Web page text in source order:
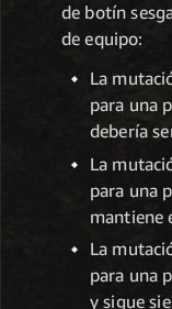
de botín
de equipo:
La
para una
debería
La
para una
mantiene
La
para una
y sigue